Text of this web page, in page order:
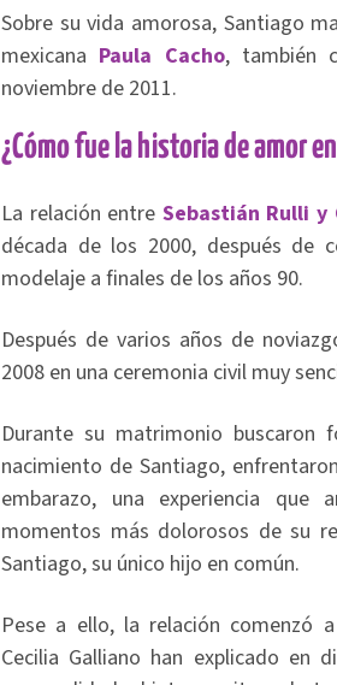
Sobre su vida amorosa, Santiago
mexicana Paula Cacho, también
noviembre de 2011.
¿Cómo fue la historia de amor
La relación entre Sebastián Rulli y
década de los 2000, después de
modelaje a finales de los años 90.
Después de varios años de
2008 en una ceremonia civil muy
Durante su matrimonio buscaron
nacimiento de Santiago,
embarazo, una experiencia
momentos más dolorosos de su
Santiago, su único hijo en común.
Pese a ello, la relación comenzó
Cecilia Galliano han explicado en